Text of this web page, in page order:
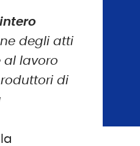
degli atti
al lavoro
di